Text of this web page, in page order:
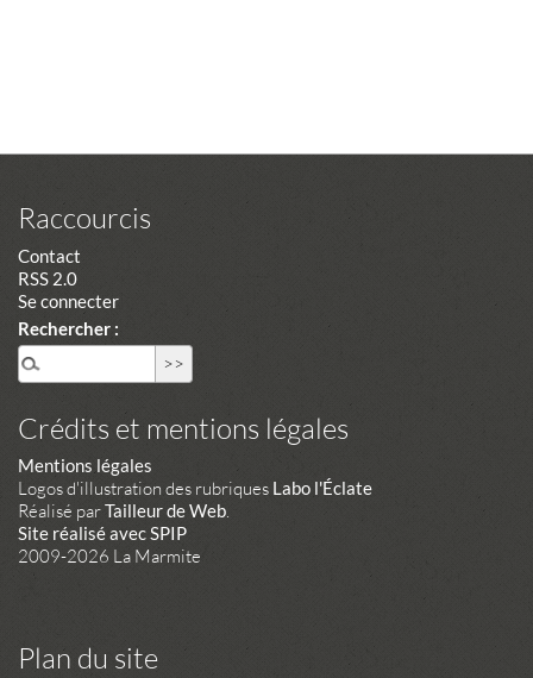
Raccourcis
Contact
RSS 2.0
Se connecter
Rechercher :
Crédits et mentions légales
Mentions légales
Logos d'illustration des rubriques Labo l'Éclate
Réalisé parTailleur de Web.
Site réalisé avec SPIP
2009-2026 La Marmite
Plan du site